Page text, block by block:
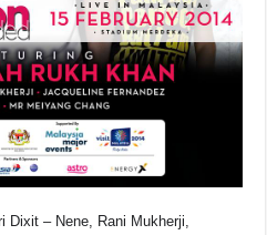
Dixit – Nene, Rani Mukherji,